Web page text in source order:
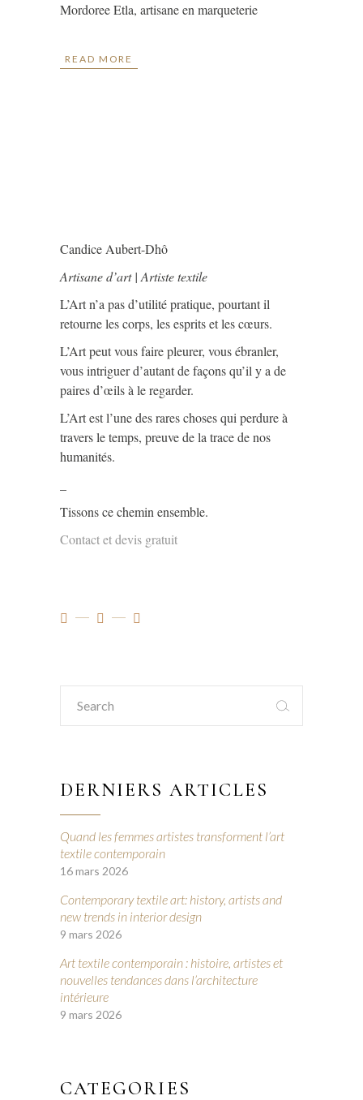
Mordoree Etla, artisane en marqueterie
READ MORE
Candice Aubert-Dhô
Artisane d’art | Artiste textile
L’Art n’a pas d’utilité pratique, pourtant il
retourne les corps, les esprits et les cœurs.
L’Art peut vous faire pleurer, vous ébranler,
vous intriguer d’autant de façons qu’il y a de
paires d’œils à le regarder.
L’Art est l’une des rares choses qui perdure à
travers le temps, preuve de la trace de nos
humanités.
Tissons ce chemin ensemble.
Contact et devis gratuit
Search
for:
DERNIERS ARTICLES
Quand les femmes artistes transforment l’art
textile contemporain
16 mars 2026
Contemporary textile art: history, artists and
new trends in interior design
9 mars 2026
Art textile contemporain : histoire, artistes et
nouvelles tendances dans l’architecture
intérieure
9 mars 2026
CATEGORIES